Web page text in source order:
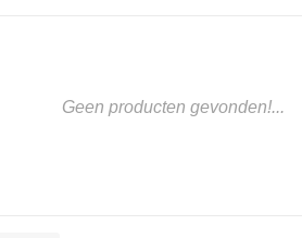
Geen producten gevonden!...